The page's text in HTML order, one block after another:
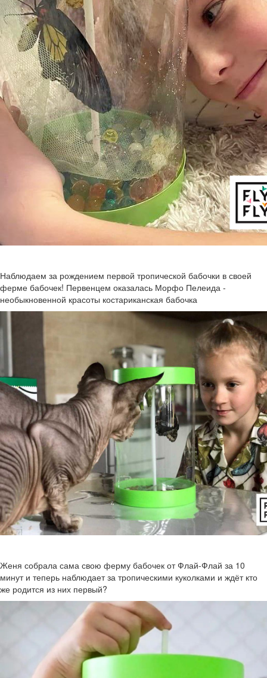
Наблюдаем за рождением первой тропической бабочки в своей
ферме бабочек! Первенцем оказалась Морфо Пелеида -
необыкновенной красоты костариканская бабочка
Женя собрала сама свою ферму бабочек от Флай-Флай за 10
минут и теперь наблюдает за тропическими куколками и ждёт кто
же родится из них первый?